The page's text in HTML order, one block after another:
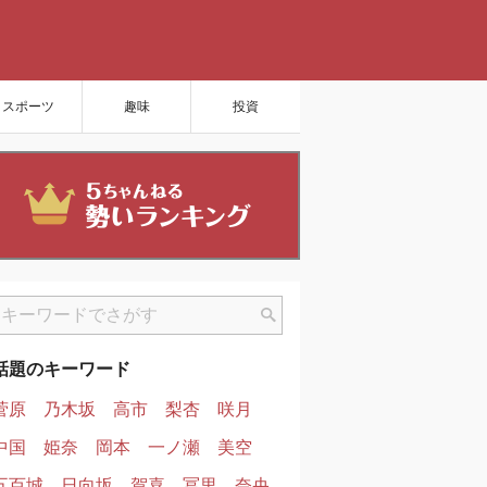
スポーツ 趣味 投資
題のキーワード
原
乃木坂 高市 梨杏
咲月
国
姫奈 岡本 一ノ瀬
美空